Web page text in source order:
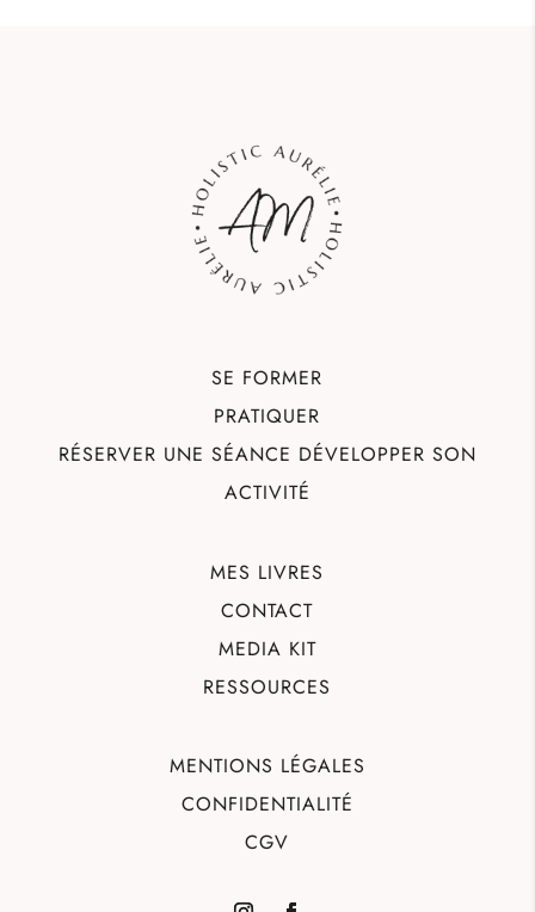
SE FORMER
PRATIQUER
RÉSERVER UNE SÉANCE DÉVELOPPER SON
ACTIVITÉ
MES LIVRES
CONTACT
MEDIA KIT
RESSOURCES
MENTIONS LÉGALES
CONFIDENTIALITÉ
CGV